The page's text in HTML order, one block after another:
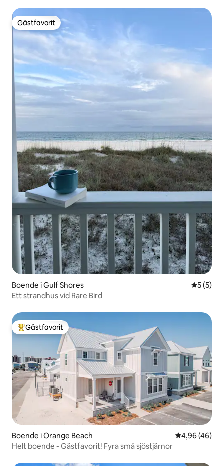
Gästfavorit
Gästfavorit
Boende i Gulf Shores 5 av 5 i
5 (5)
Ett strandhus vid Rare Bird
Populär gästfavorit
Gästfavorit
Boende i Orange Beach 4,96 av 5 i
4,96 (46)
Helt boende - Gästfavorit! Fyra små sjöstjärnor